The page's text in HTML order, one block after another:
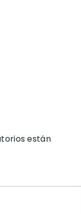
están